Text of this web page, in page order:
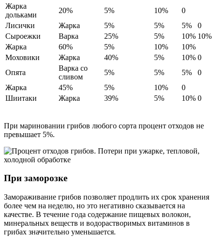
Жарка
дольками
20% 5% 10%
0
Лисички
Жарка 5% 5% 5%
0
Сыроежки
Варка 25% 5% 10% 10%
Жарка
60% 5% 10%
10%
Моховики
Жарка 40% 5% 10% 0
Опята
Варка со
сливом
5% 5% 5%
0
Жарка
45% 5% 10%
0
Шиитаки
Жарка 39% 5% 10% 0
При мариновании грибов любого сорта процент отходов не
превышает 5%.
При заморозке
Замораживание грибов позволяет продлить их срок хранения
более чем на неделю, но это негативно сказывается на
качестве. В течение года содержание пищевых волокон,
минеральных веществ и водорастворимых витаминов в
грибах значительно уменьшается.